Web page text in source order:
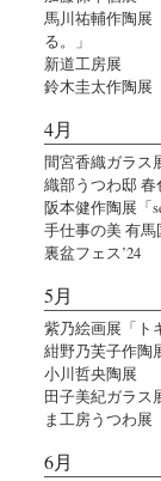
馬川祐輔作陶展
る。」
新道工房展
鈴木圭太作陶展
4月
間宮香織ガラス
織部うつわ邸 春
阪本健作陶展「
手仕事の美 有
裏盆フェス’24
5月
紫乃絵画展「ト
紺野乃芙子作陶
小川哲央陶展
田子美紀ガラス
ま工房うつわ展
6月